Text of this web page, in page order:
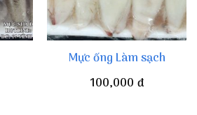
Mực ống Làm sạch
100,000 đ